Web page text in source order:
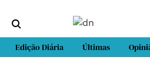
Edição Diária Últimas